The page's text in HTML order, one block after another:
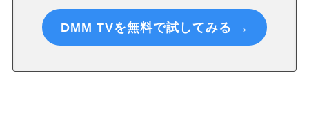
DMM TVを無料で試してみる →